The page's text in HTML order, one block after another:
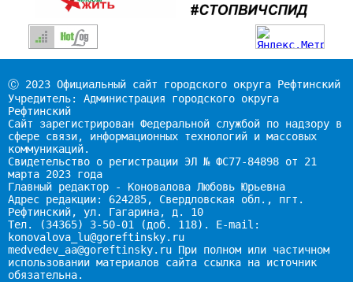
Ⓒ 2023 Официальный сайт городского округа Рефтинский
Учредитель: Администрация городского округа
Рефтинский
Сайт зарегистрирован Федеральной службой по надзору в
сфере связи, информационных технологий и массовых
коммуникаций.
Свидетельство о регистрации ЭЛ № ФС77-84898 от 21
марта 2023 года
Главный редактор - Коновалова Любовь Юрьевна
Адрес редакции: 624285, Свердловская обл., пгт.
Рефтинский, ул. Гагарина, д. 10
Тел. (34365) 3-50-01 (доб. 118). E-mail:
konovalova_lu@goreftinsky.ru
medvedev_aa@goreftinsky.ru При полном или частичном
использовании материалов сайта ссылка на источник
обязательна.